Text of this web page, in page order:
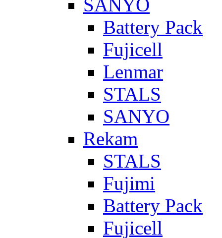
SANYO
Battery Pack
Fujicell
Lenmar
STALS
SANYO
Rekam
STALS
Fujimi
Battery Pack
Fujicell